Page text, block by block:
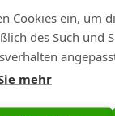
Cookies ein, um
des Such und
mehr